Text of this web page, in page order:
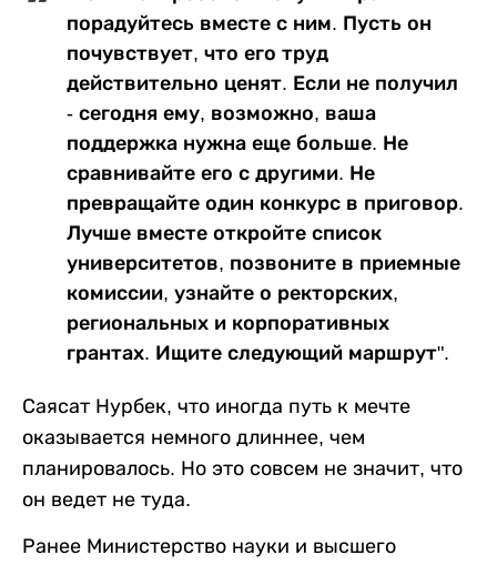
порадуйтесь вместе с ним. Пусть он
почувствует, что его труд
действительно ценят. Если не получил
- сегодня ему, возможно, ваша
поддержка нужна еще больше. Не
сравнивайте его с другими. Не
превращайте один конкурс в приговор.
Лучше вместе откройте список
университетов, позвоните в приемные
комиссии, узнайте о ректорских,
региональных и корпоративных
грантах. Ищите следующий маршрут".
Саясат Нурбек, что иногда путь к мечте
оказывается немного длиннее, чем
планировалось. Но это совсем не значит, что
он ведет не туда.
Ранее Министерство науки и высшего